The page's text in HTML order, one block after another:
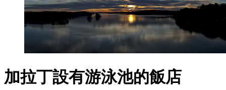
加拉丁設有游泳池的飯店